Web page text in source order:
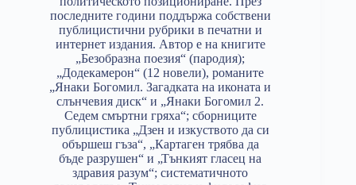
последните години поддържа собствени
публицистични рубрики в печатни и
интернет издания. Автор е на книгите
„Безобразна поезия“ (пародия);
„Додекамерон“ (12 новели), романите
„Янаки Богомил. Загадката на иконата и
слънчевия диск“ и „Янаки Богомил 2.
Седем смъртни гряха“; сборниците
публицистика „Дзен и изкуството да си
обършеш гъза“, „Картаген трябва да
бъде разрушен“ и „Тънкият гласец на
здравия разум“; систематичното